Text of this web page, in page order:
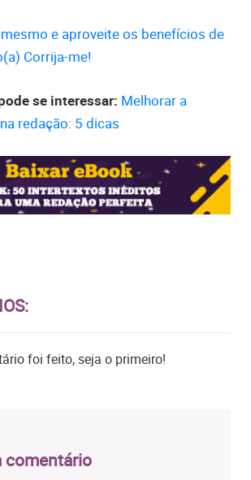
e aproveite os benefícios de
Corrija-me!
se interessar: Melhorar a
redação: 5 dicas
foi feito, seja o primeiro!
comentário